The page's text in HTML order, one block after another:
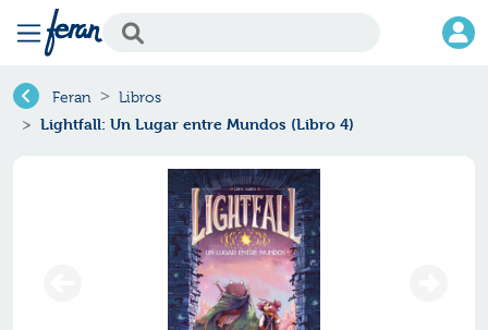
Feran Libros
Lightfall: Un Lugar entre Mundos (Libro 4)